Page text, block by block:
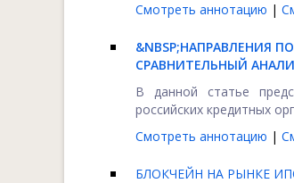
Смотреть аннотацию |
&NBSP;НАПРАВЛЕНИЯ
СРАВНИТЕЛЬНЫЙ
В данной статье
российских кредитных
Смотреть аннотацию |
БЛОКЧЕЙН НА РЫНКЕ